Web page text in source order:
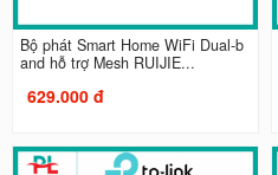
Bộ phát Smart Home WiFi Dual-b
and hỗ trợ Mesh RUIJIE...
629.000 đ